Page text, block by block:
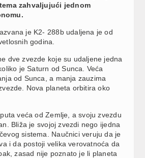
zahvaljujući jednom
je K2- 288b udaljena je od
godina.
dve zvezde koje su udaljene jedna
je Saturn od Sunca. Veća
od Sunca, a manja zauzima
Nova planeta orbitira oko
veća od Zemlje, a svoju zvezdu
Bliža je svojoj zvezdi nego ijedna
sistema. Naučnici veruju da je
i da postoji velika verovatnoća da
zasad nije poznato je li planeta